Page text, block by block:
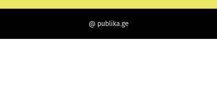
@ publika.ge